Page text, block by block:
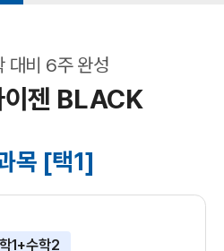
대비 6주 완성
이젠 BLACK
목 [택1]
1+수학2